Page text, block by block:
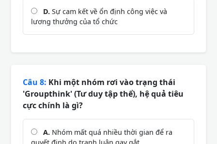
D. Sự cam kết về ổn định công việc và
lương thưởng của tổ chức
Câu 8: Khi một nhóm rơi vào trạng thái
'Groupthink' (Tư duy tập thể), hệ quả tiêu
cực chính là gì?
A. Nhóm mất quá nhiều thời gian để ra